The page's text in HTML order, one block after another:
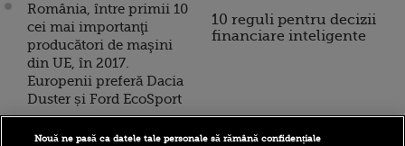
România, între primii 10
cei mai importanţi
producători de maşini
din UE, în 2017.
Europenii preferă Dacia
Duster și Ford EcoSport
Ford a început producția
10 reguli pentru decizii
financiare inteligente
Nouă ne pasă ca datele tale personale să rămână confidențiale